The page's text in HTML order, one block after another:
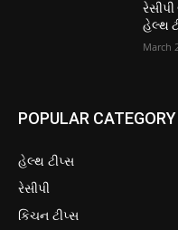
હેલ્થ
March
POPULAR CATEGORY
હેલ્થ ટીપ્સ
રેસીપી
કિચન ટીપ્સ